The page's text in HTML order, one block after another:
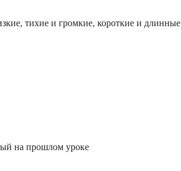
тихие и громкие, короткие и длинные
на прошлом уроке